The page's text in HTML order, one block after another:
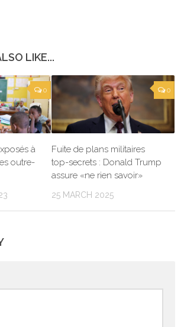
LIKE...
0
à
outre-
0
Fuite de plans militaires
top-secrets : Donald Trump
assure «ne rien savoir»
25 MARCH 2025